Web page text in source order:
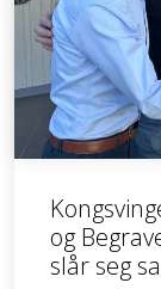
og
slår seg